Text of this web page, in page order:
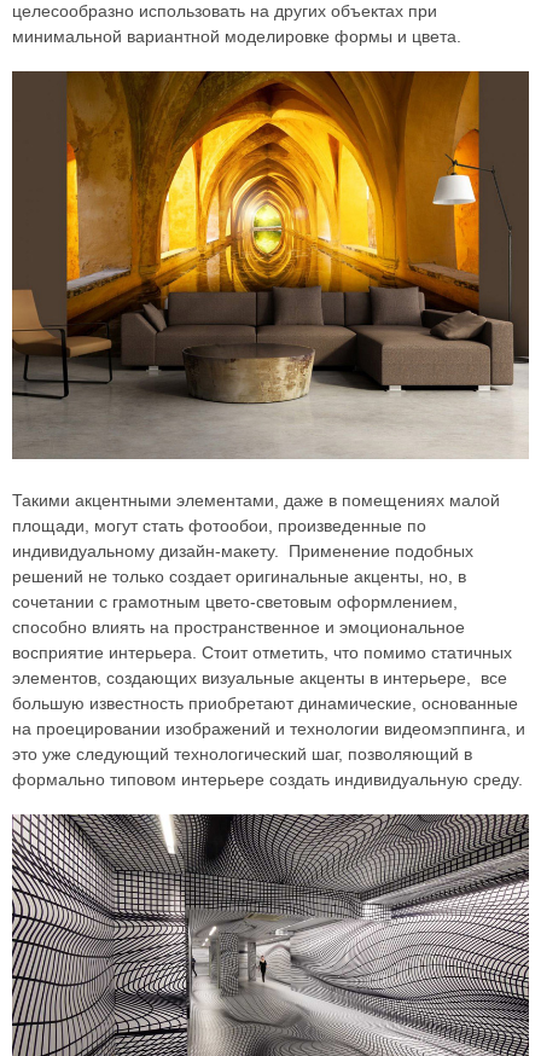
целесообразно использовать на других объектах при
минимальной вариантной моделировке формы и цвета.
Такими акцентными элементами, даже в помещениях малой
площади, могут стать фотообои, произведенные по
индивидуальному дизайн-макету. Применение подобных
решений не только создает оригинальные акценты, но, в
сочетании с грамотным цвето-световым оформлением,
способно влиять на пространственное и эмоциональное
восприятие интерьера. Стоит отметить, что помимо статичных
элементов, создающих визуальные акценты в интерьере, все
большую известность приобретают динамические, основанные
на проецировании изображений и технологии видеомэппинга, и
это уже следующий технологический шаг, позволяющий в
формально типовом интерьере создать индивидуальную среду.